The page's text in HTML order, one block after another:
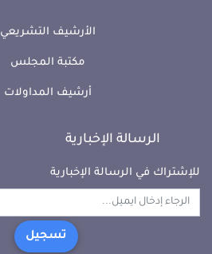
الأرشيف التشريعي
مكتبة المجلس
أرشيف المداولات
الرسالة الإخبارية
للإشتراك في الرسالة الإخبارية
تسجيل